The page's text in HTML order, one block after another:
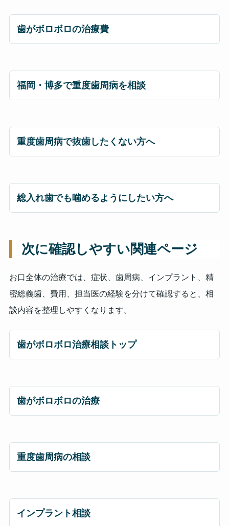
歯がボロボロの治療費
福岡・博多で重度歯周病を相談
重度歯周病で抜歯したくない方へ
総入れ歯でも噛めるようにしたい方へ
次に確認しやすい関連ページ
お口全体の治療では、症状、歯周病、インプラント、精
密総義歯、費用、担当医の経験を分けて確認すると、相
談内容を整理しやすくなります。
歯がボロボロ治療相談トップ
歯がボロボロの治療
重度歯周病の相談
インプラント相談